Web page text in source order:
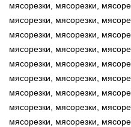
мясорезки, мясорезки,
мясорезки, мясорезки,
мясорезки, мясорезки,
мясорезки, мясорезки,
мясорезки, мясорезки,
мясорезки, мясорезки,
мясорезки, мясорезки,
мясорезки, мясорезки,
мясорезки, мясорезки,